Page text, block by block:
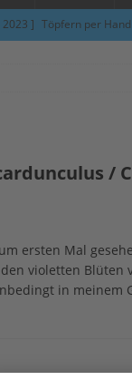
] Töpfern per
] Töpfern per Hand am
GESUNDHEIT
/
ersten Mal
violetten Blüten
in